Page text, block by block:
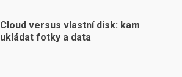
Cloud versus vlastní disk: kam
ukládat fotky a data